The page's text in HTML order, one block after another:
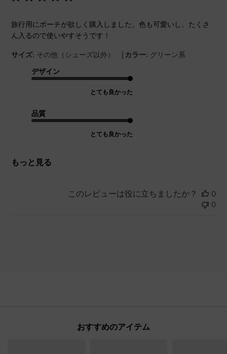
旅行用にポーチが欲しく購入しました。色も可愛いし、たくさ
ん入るので使いやすそうです！
サイズ: その他（シューズ以外） | カラー: グリーン系
デザイン
とても良かった
品質
とても良かった
もっと見る
このレビューは役に立ちましたか？
0
0
おすすめのアイテム